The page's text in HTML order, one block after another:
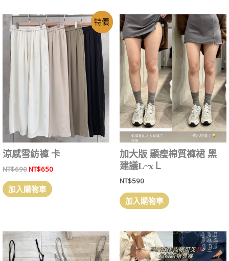
特價
涼感雪紡褲 卡
NT$690NT$650
加入購物車
加大版 顯瘦棉質褲裙 黑
建議L~xＬ
NT$590
加入購物車